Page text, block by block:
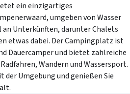
ein einzigartiges
umgeben von Wasser
an Unterkünften, darunter Chalets
etwas dabei. Der Campingplatz ist
Dauercamper und bietet zahlreiche
Wandern und Wassersport.
der Umgebung und genießen Sie